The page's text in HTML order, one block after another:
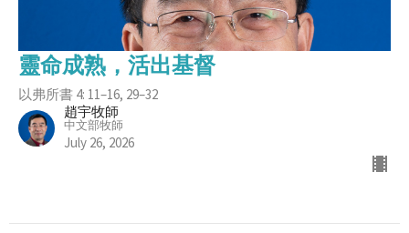
靈命成熟，活出基督
以弗所書 4: 11–16, 29–32
趙宇牧師
中文部牧師
July 26, 2026